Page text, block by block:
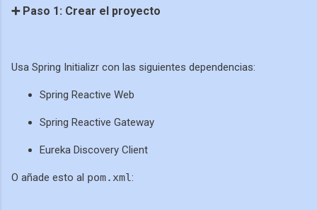
➕ Paso 1: Crear el proyecto
Usa Spring Initializr con las siguientes dependencias:
Spring Reactive Web
Spring Reactive Gateway
Eureka Discovery Client
O añade esto al pom.xml: